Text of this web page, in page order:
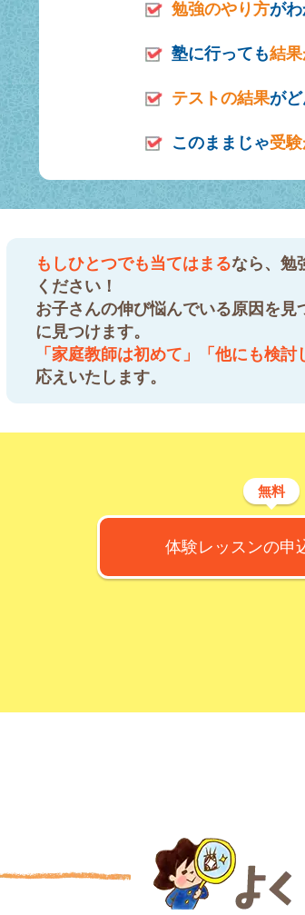
勉強のやり方が
塾に行っても結
テストの結果が
このままじゃ受
もしひとつでも当てはまるなら、勉
ください！
お子さんの伸び悩んでいる原因を
に見つけます。
「家庭教師は初めて」「他にも検討
応えいたします。
無料
体験レッスンの申